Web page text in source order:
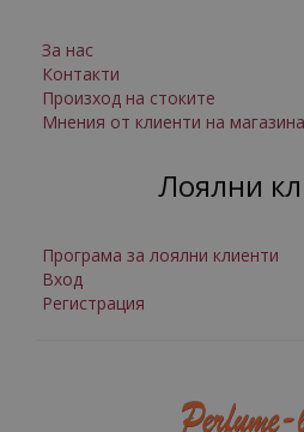
За нас
Контакти
Произход на стоките
Мнения от клиенти на магазина
Лоялни
Програма за лоялни клиенти
Вход
Регистрация